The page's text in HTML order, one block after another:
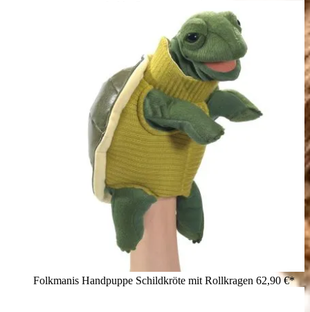
Folkmanis Handpuppe Schildkröte mit Rollkragen 62,90 €*